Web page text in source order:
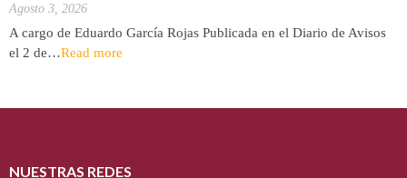
Agosto 3, 2026
A cargo de Eduardo García Rojas Publicada en el Diario de Avisos
el 2 de…Read more
NUESTRAS REDES